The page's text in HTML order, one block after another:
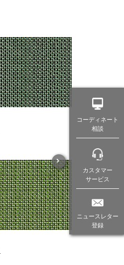
コーディネート
相談
カスタマー
サービス
ニュースレター
登録